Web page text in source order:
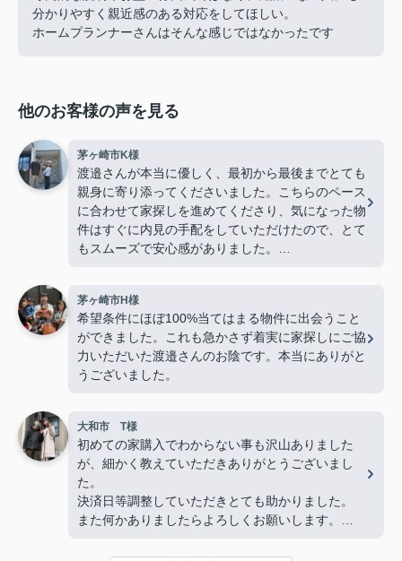
分かりやすく親近感のある対応をしてほしい。
ホームプランナーさんはそんな感じではなかったです
他のお客様の声を見る
茅ヶ崎市K様
渡邉さんが本当に優しく、最初から最後までとても
親身に寄り添ってくださいました。こちらのペース
に合わせて家探しを進めてくださり、気になった物
件はすぐに内見の手配をしていただけたので、とて
もスムーズで安心感がありました。
寧に接してくださり、「営業の方でこんなに優しく
て親切な方がいるんだ」と驚くほど素敵な方でし
た。子どももすっかり懐いていて、人柄の良さが伝
わってきました。
心感を感じるほど信頼していました。
物件探しだけでなく、気持ちの面でも支えていただ
き、本当に感謝しています。
心からおすすめしたい不動産屋さんです。
今後も何かありましたらよろしくお願いいたしま
す！(よろしくお願いします)
茅ヶ崎市H様
希望条件にほぼ100%当てはまる物件に出会うこと
ができました。これも急かさず着実に家探しにご協
力いただいた渡邉さんのお陰です。本当にありがと
うございました。
大和市 T様
初めての家購入でわからない事も沢山ありました
が、細かく教えていただきありがとうございまし
た。
決済日等調整していただきとても助かりました。
また何かありましたらよろしくお願いします。
さんの対応は丁寧かつ説明がわかりやすく、仲介手